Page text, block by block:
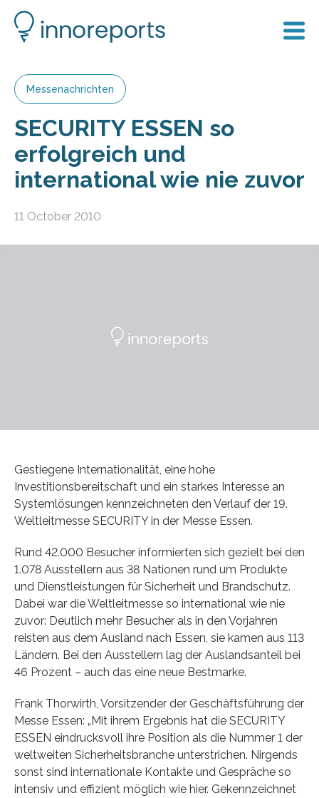
Messenachrichten
SECURITY ESSEN so
erfolgreich und
international wie nie zuvor
11 October 2010
Gestiegene Internationalität, eine hohe
Investitionsbereitschaft und ein starkes Interesse an
Systemlösungen kennzeichneten den Verlauf der 19.
Weltleitmesse SECURITY in der Messe Essen.
Rund 42.000 Besucher informierten sich gezielt bei den
1.078 Ausstellern aus 38 Nationen rund um Produkte
und Dienstleistungen für Sicherheit und Brandschutz.
Dabei war die Weltleitmesse so international wie nie
zuvor: Deutlich mehr Besucher als in den Vorjahren
reisten aus dem Ausland nach Essen, sie kamen aus 113
Ländern. Bei den Ausstellern lag der Auslandsanteil bei
46 Prozent – auch das eine neue Bestmarke.
Frank Thorwirth, Vorsitzender der Geschäftsführung der
Messe Essen: „Mit ihrem Ergebnis hat die SECURITY
ESSEN eindrucksvoll ihre Position als die Nummer 1 der
weltweiten Sicherheitsbranche unterstrichen. Nirgends
sonst sind internationale Kontakte und Gespräche so
intensiv und effizient möglich wie hier. Gekennzeichnet